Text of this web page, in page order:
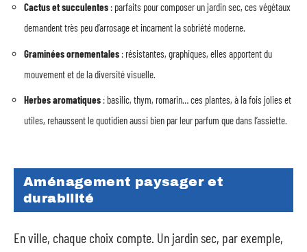
Cactus et succulentes : parfaits pour composer un jardin sec, ces végétaux
demandent très peu d’arrosage et incarnent la sobriété moderne.
Graminées ornementales : résistantes, graphiques, elles apportent du
mouvement et de la diversité visuelle.
Herbes aromatiques : basilic, thym, romarin… ces plantes, à la fois jolies et
utiles, rehaussent le quotidien aussi bien par leur parfum que dans l’assiette.
Aménagement paysager et
durabilité
En ville, chaque choix compte. Un jardin sec, par exemple,